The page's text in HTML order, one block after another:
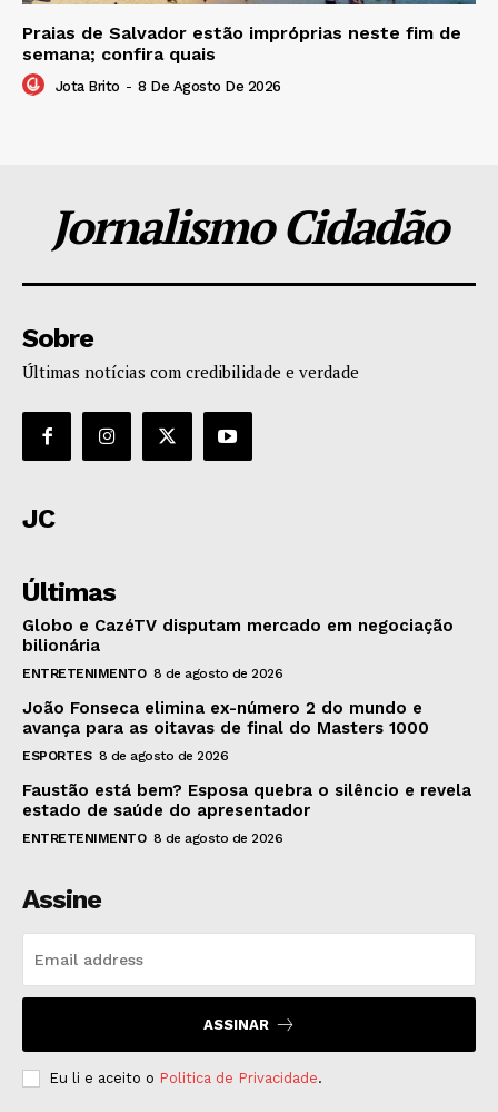
Praias de Salvador estão impróprias neste fim de
semana; confira quais
Jota Brito - 8 De Agosto De 2026
Jornalismo Cidadão
Sobre
Últimas notícias com credibilidade e verdade
JC
Últimas
Globo e CazéTV disputam mercado em negociação
bilionária
ENTRETENIMENTO 8 de agosto de 2026
João Fonseca elimina ex-número 2 do mundo e
avança para as oitavas de final do Masters 1000
ESPORTES 8 de agosto de 2026
Faustão está bem? Esposa quebra o silêncio e revela
estado de saúde do apresentador
ENTRETENIMENTO 8 de agosto de 2026
Assine
ASSINAR
Eu li e aceito o Politica de Privacidade.